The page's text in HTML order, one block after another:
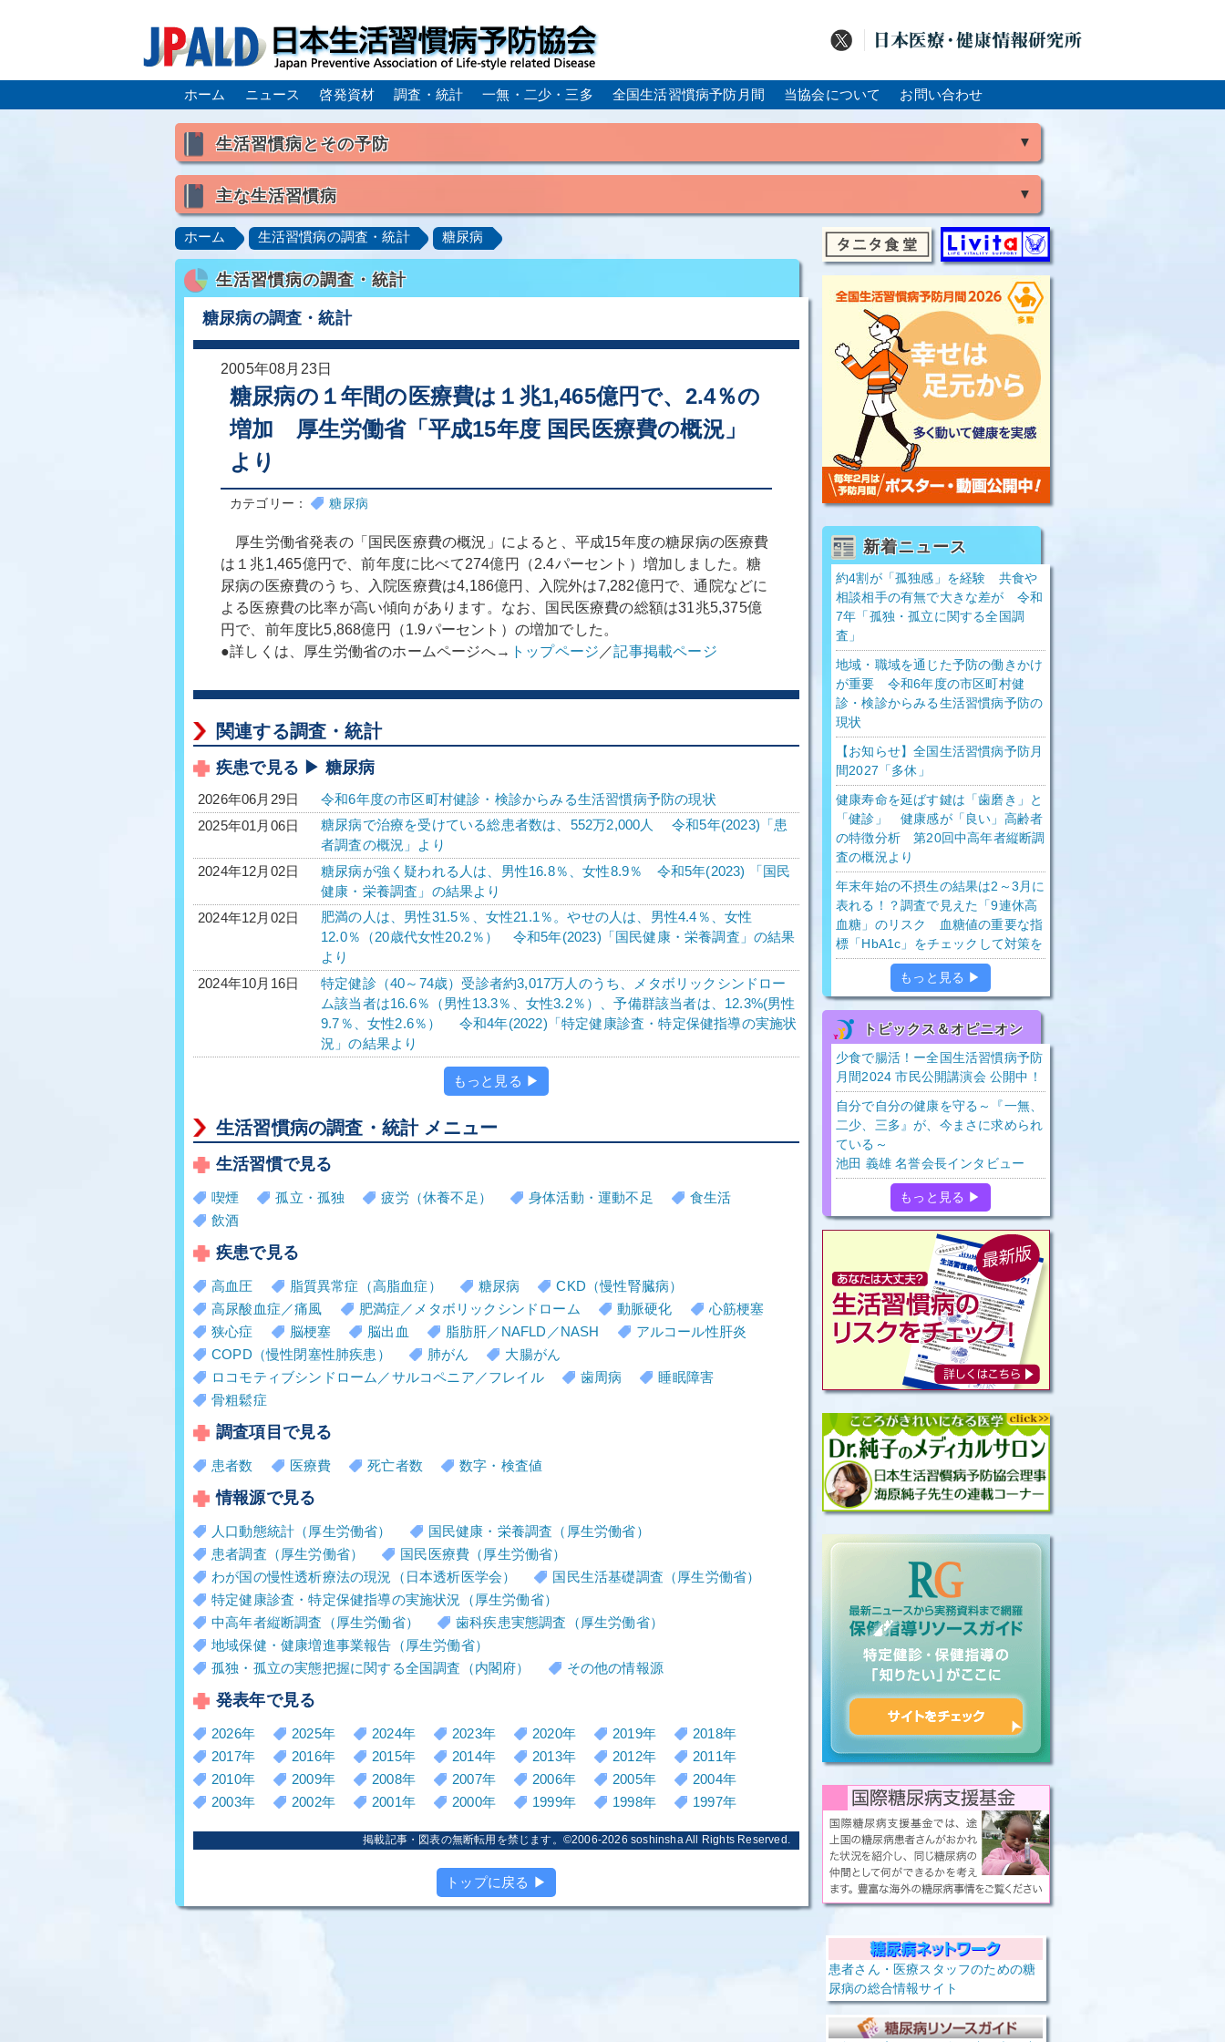
ホーム ニュース 啓発資材 調査・統計 一無・二少・三多 全国生活習慣病予防月間 当協会について お問い合わせ
▼
生活習慣病とその予防
喫煙
食生活
▼
主な生活習慣病
高血圧 脂質異常症（高脂血症） 糖尿病
高尿酸血症／痛風
肥満症／メタボリックシンドローム
動脈硬化 心筋梗塞 狭心症 脳梗塞
脳出血
脂肪肝／NAFLD／NASH
アルコール肝疾患 大腸がん
骨粗鬆症
ロコモティブシンドローム／サルコペニア／フレイル
歯周病
ホーム 生活習慣病の調査・統計 糖尿病
生活習慣病の調査・統計
糖尿病の調査・統計
2005年08月23日
糖尿病の１年間の医療費は１兆1,465億円で、2.4％の
増加 厚生労働省「平成15年度 国民医療費の概況」
より
カテゴリー： 糖尿病
厚生労働省発表の「国民医療費の概況」によると、平成15年度の糖尿病の医療費
は１兆1,465億円で、前年度に比べて274億円（2.4パーセント）増加しました。糖
尿病の医療費のうち、入院医療費は4,186億円、入院外は7,282億円で、通院などに
よる医療費の比率が高い傾向があります。なお、国民医療費の総額は31兆5,375億
円で、前年度比5,868億円（1.9パーセント）の増加でした。
●詳しくは、厚生労働省のホームページへ→ トップページ ／記事掲載ページ
関連する調査・統計
疾患で見る ▶ 糖尿病
2026年06月29日
令和6年度の市区町村健診・検診からみる生活習慣病予防の現状
2025年01月06日
糖尿病で治療を受けている総患者数は、552万2,000人 令和5年(2023)「患
者調査の概況」より
2024年12月02日
糖尿病が強く疑われる人は、男性16.8％、女性8.9％ 令和5年(2023) 「国民
健康・栄養調査」の結果より
2024年12月02日
肥満の人は、男性31.5％、女性21.1％。やせの人は、男性4.4％、女性
12.0％（20歳代女性20.2％） 令和5年(2023)「国民健康・栄養調査」の結果
より
2024年10月16日
特定健診（40～74歳）受診者約3,017万人のうち、メタボリックシンドロー
ム該当者は16.6％（男性13.3％、女性3.2％）、予備群該当者は、12.3%(男性
9.7％、女性2.6％） 令和4年(2022)「特定健康診査・特定保健指導の実施状
況」の結果より
もっと見る ▶
生活習慣病の調査・統計 メニュー
生活習慣で見る
喫煙 孤立・孤独 疲労（休養不足） 身体活動・運動不足
食生活
飲酒
疾患で見る
高血圧 脂質異常症（高脂血症） 糖尿病
CKD（慢性腎臓病）
高尿酸血症／痛風
肥満症／メタボリックシンドローム 動脈硬化
心筋梗塞
狭心症
脳梗塞 脳出血 脂肪肝／NAFLD／NASH
アルコール性肝炎
COPD（慢性閉塞性肺疾患）
肺がん
大腸がん
ロコモティブシンドローム／サルコペニア／フレイル
歯周病
睡眠障害
骨粗鬆症
調査項目で見る
患者数 医療費 死亡者数 数字・検査値
情報源で見る
人口動態統計（厚生労働省）
国民健康・栄養調査（厚生労働省）
患者調査（厚生労働省）
国民医療費（厚生労働省）
わが国の慢性透析療法の現況（日本透析医学会）
国民生活基礎調査（厚生労働省）
特定健康診査・特定保健指導の実施状況（厚生労働省）
中高年者縦断調査（厚生労働省）
歯科疾患実態調査（厚生労働省）
地域保健・健康増進事業報告（厚生労働省）
孤独・孤立の実態把握に関する全国調査（内閣府）
その他の情報源
発表年で見る
2026年 2025年 2024年 2023年 2020年 2019年
2018年
2017年
2016年 2015年 2014年 2013年 2012年
2011年
2010年
2009年 2008年 2007年 2006年 2005年
2004年
2003年
2002年 2001年 2000年 1999年 1998年 1997年
掲載記事・図表の無断転用を禁じます。©2006-2026 soshinsha All Rights Reserved.
トップに戻る ▶
新着ニュース
約4割が「孤独感」を経験 共食や
相談相手の有無で大きな差が 令和
7年「孤独・孤立に関する全国調
査」
地域・職域を通じた予防の働きかけ
が重要 令和6年度の市区町村健
診・検診からみる生活習慣病予防の
現状
【お知らせ】全国生活習慣病予防月
間2027「多休」
健康寿命を延ばす鍵は「歯磨き」と
「健診」 健康感が「良い」高齢者
の特徴分析 第20回中高年者縦断調
査の概況より
年末年始の不摂生の結果は2～3月に
表れる！？調査で見えた「9連休高
血糖」のリスク 血糖値の重要な指
標「HbA1c」をチェックして対策を
もっと見る ▶
トピックス＆オピニオン
少食で腸活！ー全国生活習慣病予防
月間2024 市民公開講演会 公開中！
自分で自分の健康を守る～『一無、
二少、三多』が、今まさに求められ
ている～
池田 義雄 名誉会長インタビュー
もっと見る ▶
患者さん・医療スタッフのための糖
尿病の総合情報サイト